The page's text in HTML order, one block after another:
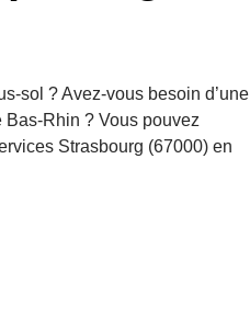
sol ? Avez-vous besoin d’une
Bas-Rhin ? Vous pouvez
Strasbourg (67000) en